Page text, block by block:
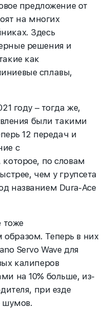
предложение от
на многих
Здесь
решения и
как
сплавы,
году – тогда же,
были такими
12 передач и
с
по словам
чем у групсета
названием Dura-Ace
тоже
Теперь в них
Servo Wave для
калиперов
на 10% больше, из-
при езде
шумов.